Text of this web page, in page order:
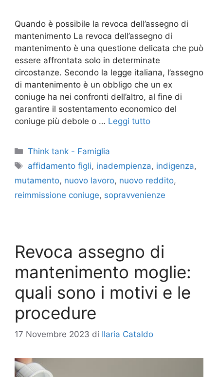
Quando è possibile la revoca dell’assegno di
mantenimento La revoca dell’assegno di
mantenimento è una questione delicata che può
essere affrontata solo in determinate
circostanze. Secondo la legge italiana, l’assegno
di mantenimento è un obbligo che un ex
coniuge ha nei confronti dell’altro, al fine di
garantire il sostentamento economico del
coniuge più debole o … Leggi tutto
Categorie
Think tank - Famiglia
Tag
affidamento figli, inadempienza, indigenza,
mutamento, nuovo lavoro, nuovo reddito,
reimmissione coniuge, sopravvenienze
Revoca assegno di
mantenimento moglie:
quali sono i motivi e le
procedure
17 Novembre 2023 di Ilaria Cataldo